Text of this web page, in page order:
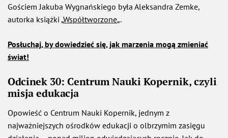
Gościem Jakuba Wygnańskiego była Aleksandra Zemke,
autorka książki „Współtworzone„.
Posłuchaj, by dowiedzieć się, jak marzenia mogą zmieniać
świat!
Odcinek 30: Centrum Nauki Kopernik, czyli
misja edukacja
Opowieść o Centrum Nauki Kopernik, jednym z
najważniejszych ośrodków edukacji o olbrzymim zasięgu